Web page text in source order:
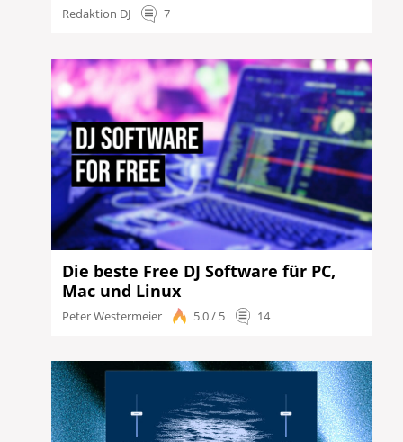
Redaktion DJ 7
Die beste Free DJ Software für PC,
Mac und Linux
Peter Westermeier 5.0 / 5 14